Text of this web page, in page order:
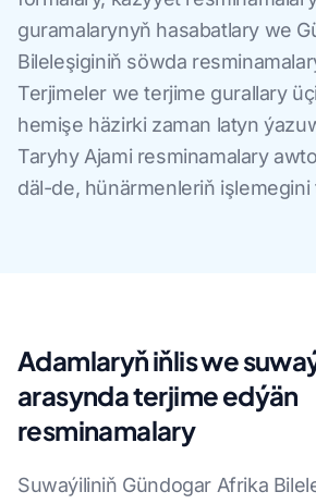
guramalarynyň hasabatlary we
Bileleşiginiň söwda
Terjimeler we terjime gurallary
hemişe häzirki zaman latyn
Taryhy Ajami resminamalary
däl-de, hünärmenleriň işlemegini
Adamlaryň iňlis we
arasynda terjime edýän
resminamalary
Suwaýiliniň Gündogar Afrika